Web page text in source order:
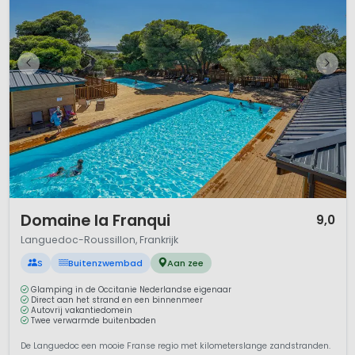
Domaine la Franqui 9,0
Languedoc-Roussillon, Frankrijk
S Buitenzwembad Aan zee
Glamping in de Occitanie Nederlandse eigenaar
Direct aan het strand en een binnenmeer
Autovrij vakantiedomein
Twee verwarmde buitenbaden
De Languedoc een mooie Franse regio met kilometerslange zandstranden.